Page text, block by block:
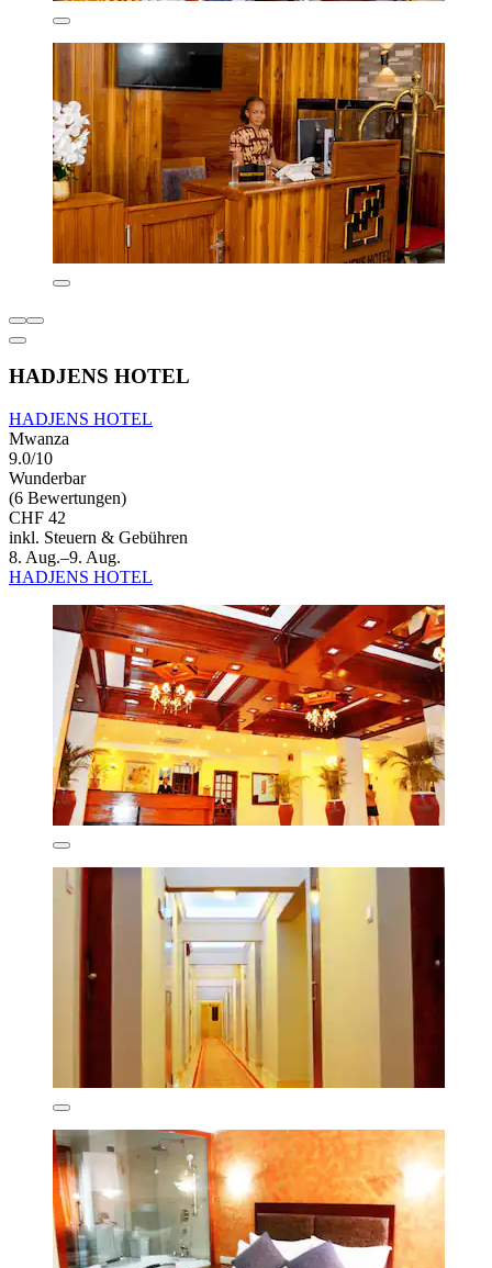
HADJENS HOTEL
HADJENS HOTEL
Mwanza
9.0/10
Wunderbar
(6 Bewertungen)
CHF 42
inkl. Steuern & Gebühren
8. Aug.–9. Aug.
HADJENS HOTEL